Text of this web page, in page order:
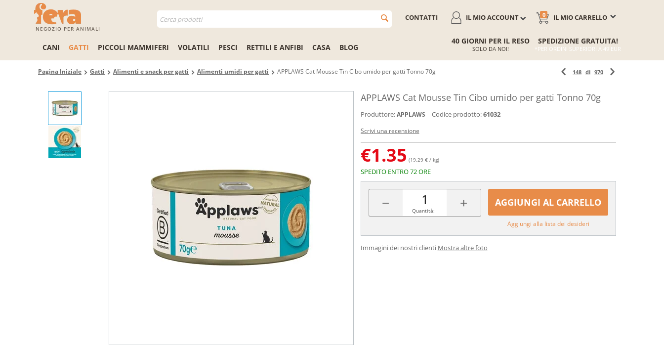
NEGOZIO PER ANIMALI
IL MIO CARRELLO
0
IL MIO ACCOUNT
CONTATTI
CANI GATTI PICCOLI MAMMIFERI VOLATILI PESCI RETTILI E ANFIBI CASA BLOG
40 GIORNI PER IL RESO
SOLO DA NOI!
SPEDIZIONE GRATUITA!
*PER ORDINI SUPERIORI A 49 EUR
Pagina Iniziale Gatti Alimenti e snack per gatti Alimenti umidi per gatti APPLAWS Cat Mousse Tin Cibo umido per gatti Tonno 70g 148 di 970
APPLAWS Cat Mousse Tin Cibo umido per gatti Tonno 70g
Produttore: APPLAWS Codice prodotto:61032
Scrivi una recensione
€1.35 (19.29 € / kg)
SPEDITO ENTRO 72 ORE
− +
Quantità:
AGGIUNGI AL CARRELLO
Aggiungi alla lista dei desideri
Immagini dei nostri clienti Mostra altre foto